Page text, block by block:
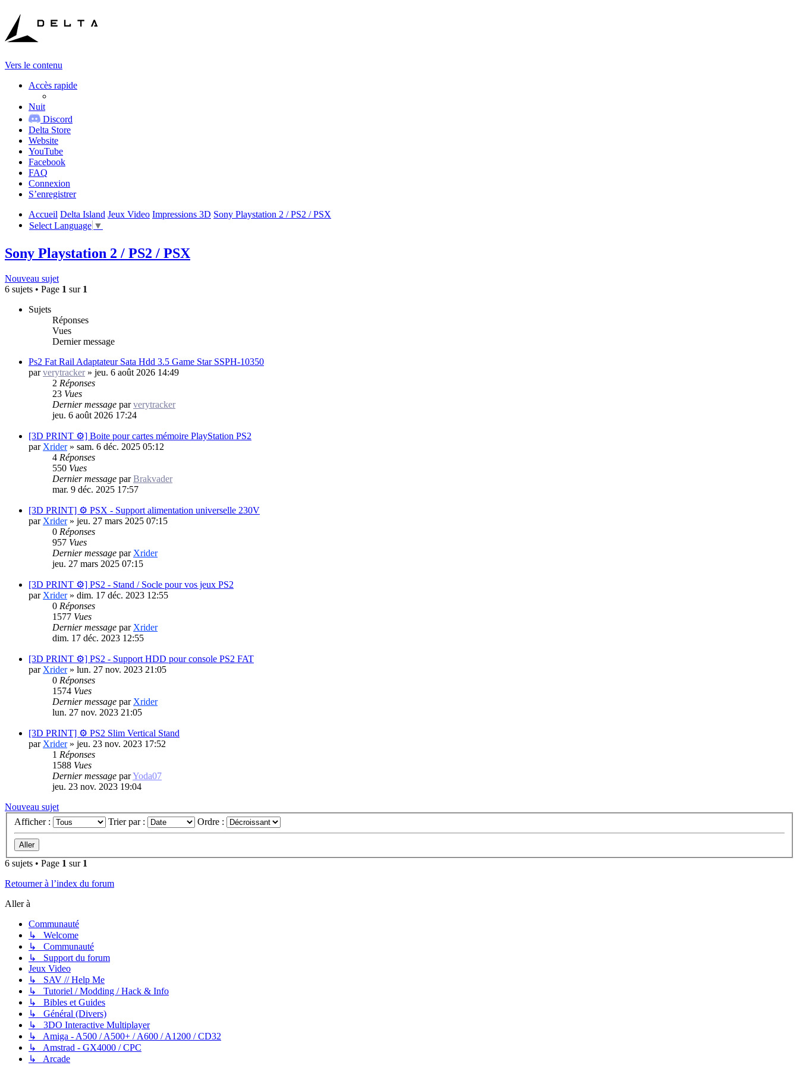
Vers le contenu
Accès rapide
Nuit
Discord
Delta Store
Website
YouTube
Facebook
FAQ
Connexion
S’enregistrer
Accueil Delta Island Jeux Video Impressions 3D Sony Playstation 2 / PS2 / PSX
Select Language ▼
Sony Playstation 2 / PS2 / PSX
Nouveau sujet
6 sujets • Page 1 sur 1
Sujets
Réponses
Vues
Dernier message
Ps2 Fat Rail Adaptateur Sata Hdd 3.5 Game Star SSPH-10350
parverytracker» jeu. 6 août 2026 14:49
2 Réponses
23 Vues
Dernier message parverytracker
jeu. 6 août 2026 17:24
[3D PRINT ⚙️] Boite pour cartes mémoire PlayStation PS2
par Xrider» sam. 6 déc. 2025 05:12
4 Réponses
550 Vues
Dernier message parBrakvader
mar. 9 déc. 2025 17:57
[3D PRINT] ⚙️ PSX - Support alimentation universelle 230V
par Xrider» jeu. 27 mars 2025 07:15
0 Réponses
957 Vues
Dernier message par Xrider
jeu. 27 mars 2025 07:15
[3D PRINT ⚙️] PS2 - Stand / Socle pour vos jeux PS2
par Xrider» dim. 17 déc. 2023 12:55
0 Réponses
1577 Vues
Dernier message par Xrider
dim. 17 déc. 2023 12:55
[3D PRINT ⚙️] PS2 - Support HDD pour console PS2 FAT
par Xrider» lun. 27 nov. 2023 21:05
0 Réponses
1574 Vues
Dernier message par Xrider
lun. 27 nov. 2023 21:05
[3D PRINT] ⚙️ PS2 Slim Vertical Stand
par Xrider» jeu. 23 nov. 2023 17:52
1 Réponses
1588 Vues
Dernier message parYoda07
jeu. 23 nov. 2023 19:04
Nouveau sujet
Afficher :
Trier par : Ordre :
6 sujets • Page 1 sur 1
Retourner à l’index du forum
Aller à
Communauté
↳ Welcome
↳ Communauté
↳ Support du forum
Jeux Video
↳ SAV // Help Me
↳ Tutoriel / Modding / Hack & Info
↳ Bibles et Guides
↳ Général (Divers)
↳ 3DO Interactive Multiplayer
↳ Amiga - A500 / A500+ / A600 / A1200 / CD32
↳ Amstrad - GX4000 / CPC
↳ Arcade